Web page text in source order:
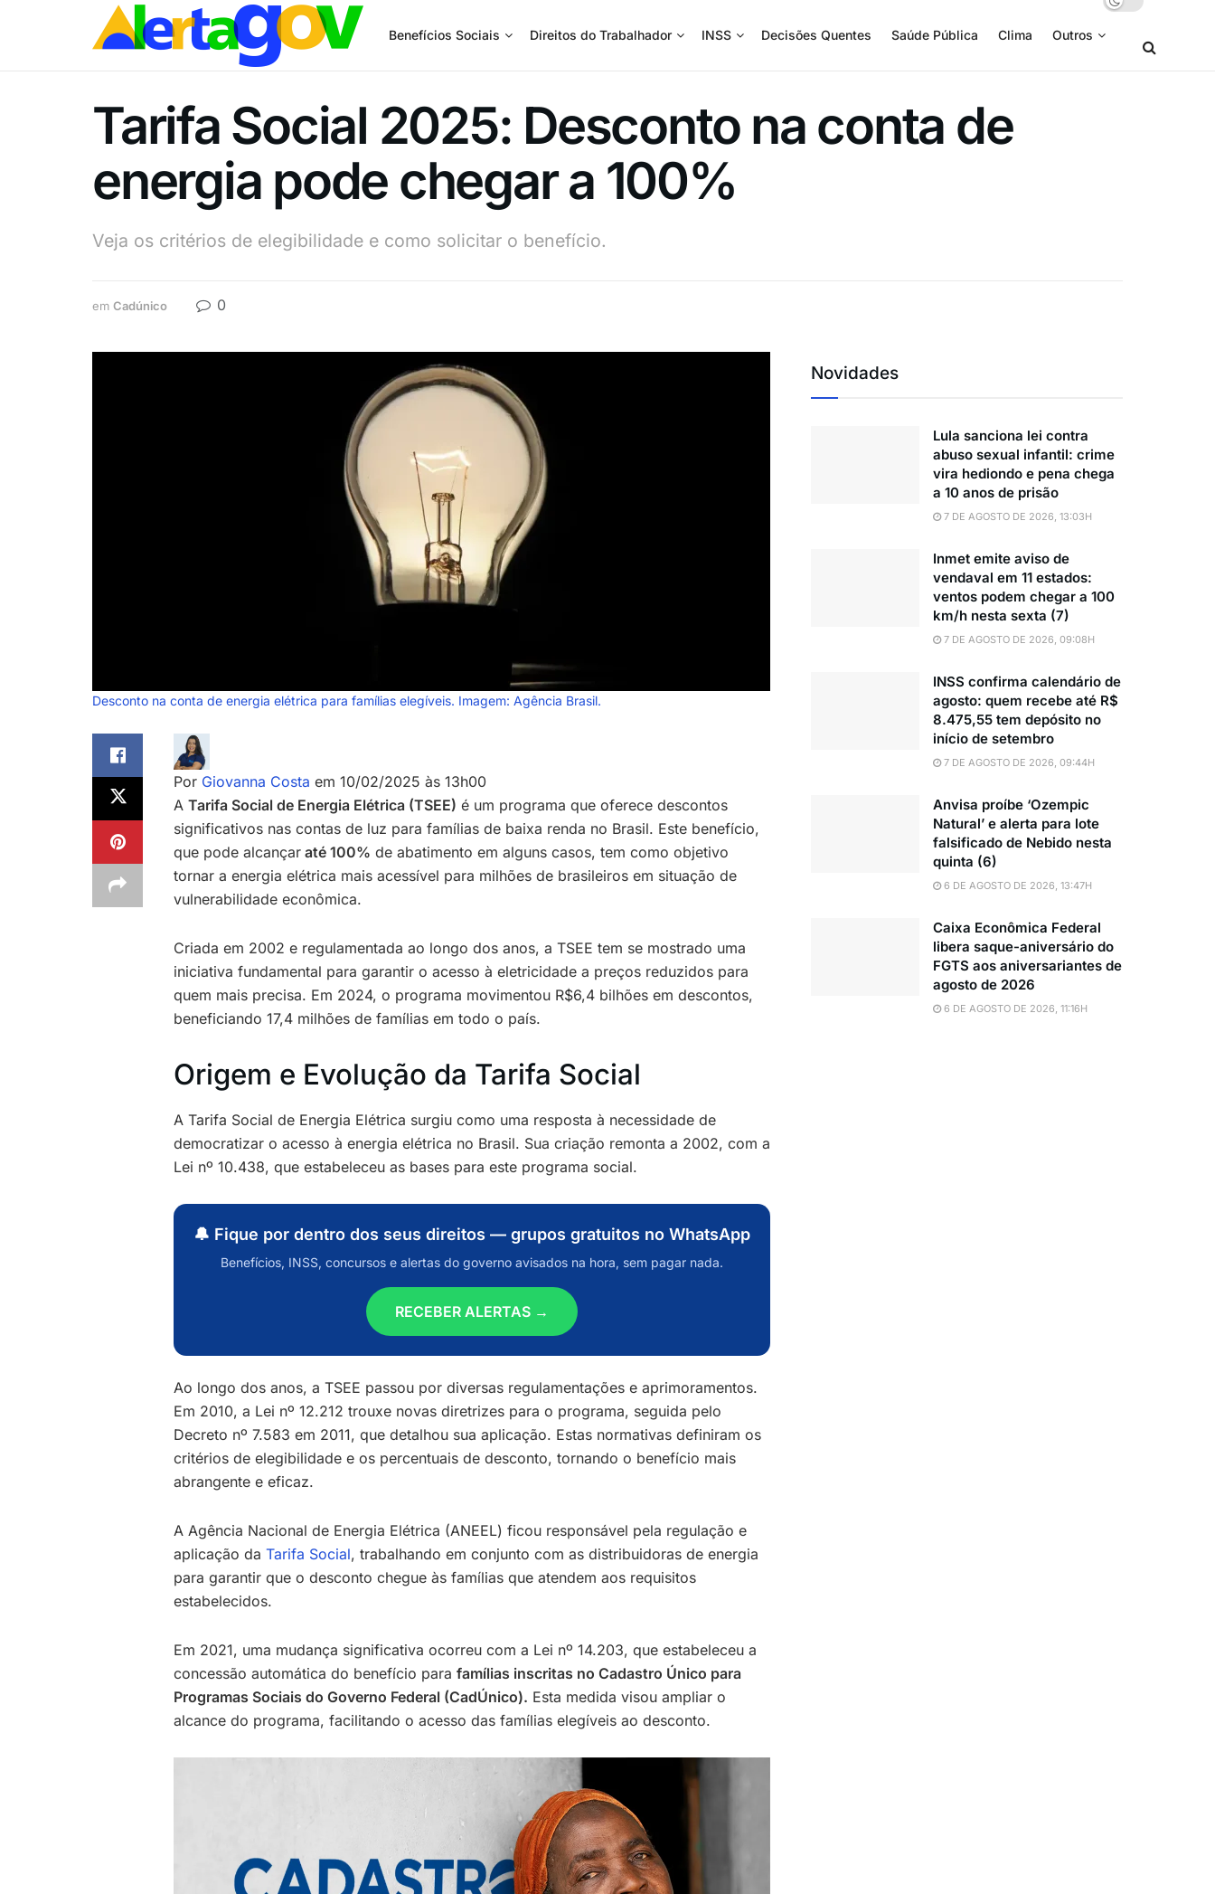
Benefícios Sociais Direitos do Trabalhador INSS Decisões Quentes Saúde Pública Clima Outros
Tarifa Social 2025: Desconto na conta de
energia pode chegar a 100%
Veja os critérios de elegibilidade e como solicitar o benefício.
em Cadúnico 0
Desconto na conta de energia elétrica para famílias elegíveis. Imagem: Agência Brasil.
Por Giovanna Costa em 10/02/2025 às 13h00
A Tarifa Social de Energia Elétrica (TSEE) é um programa que oferece descontos
significativos nas contas de luz para famílias de baixa renda no Brasil. Este benefício,
que pode alcançar até 100% de abatimento em alguns casos, tem como objetivo
tornar a energia elétrica mais acessível para milhões de brasileiros em situação de
vulnerabilidade econômica.
Criada em 2002 e regulamentada ao longo dos anos, a TSEE tem se mostrado uma
iniciativa fundamental para garantir o acesso à eletricidade a preços reduzidos para
quem mais precisa. Em 2024, o programa movimentou R$6,4 bilhões em descontos,
beneficiando 17,4 milhões de famílias em todo o país.
Origem e Evolução da Tarifa Social
A Tarifa Social de Energia Elétrica surgiu como uma resposta à necessidade de
democratizar o acesso à energia elétrica no Brasil. Sua criação remonta a 2002, com a
Lei nº 10.438, que estabeleceu as bases para este programa social.
🔔 Fique por dentro dos seus direitos — grupos gratuitos no WhatsApp
Benefícios, INSS, concursos e alertas do governo avisados na hora, sem pagar nada.
RECEBER ALERTAS →
Ao longo dos anos, a TSEE passou por diversas regulamentações e aprimoramentos.
Em 2010, a Lei nº 12.212 trouxe novas diretrizes para o programa, seguida pelo
Decreto nº 7.583 em 2011, que detalhou sua aplicação. Estas normativas definiram os
critérios de elegibilidade e os percentuais de desconto, tornando o benefício mais
abrangente e eficaz.
A Agência Nacional de Energia Elétrica (ANEEL) ficou responsável pela regulação e
aplicação da Tarifa Social, trabalhando em conjunto com as distribuidoras de energia
para garantir que o desconto chegue às famílias que atendem aos requisitos
estabelecidos.
Em 2021, uma mudança significativa ocorreu com a Lei nº 14.203, que estabeleceu a
concessão automática do benefício para famílias inscritas no Cadastro Único para
Programas Sociais do Governo Federal (CadÚnico). Esta medida visou ampliar o
alcance do programa, facilitando o acesso das famílias elegíveis ao desconto.
Novidades
Lula sanciona lei contra
abuso sexual infantil: crime
vira hediondo e pena chega
a 10 anos de prisão
7 DE AGOSTO DE 2026, 13:03H
Inmet emite aviso de
vendaval em 11 estados:
ventos podem chegar a 100
km/h nesta sexta (7)
7 DE AGOSTO DE 2026, 09:08H
INSS confirma calendário de
agosto: quem recebe até R$
8.475,55 tem depósito no
início de setembro
7 DE AGOSTO DE 2026, 09:44H
Anvisa proíbe ‘Ozempic
Natural’ e alerta para lote
falsificado de Nebido nesta
quinta (6)
6 DE AGOSTO DE 2026, 13:47H
Caixa Econômica Federal
libera saque-aniversário do
FGTS aos aniversariantes de
agosto de 2026
6 DE AGOSTO DE 2026, 11:16H